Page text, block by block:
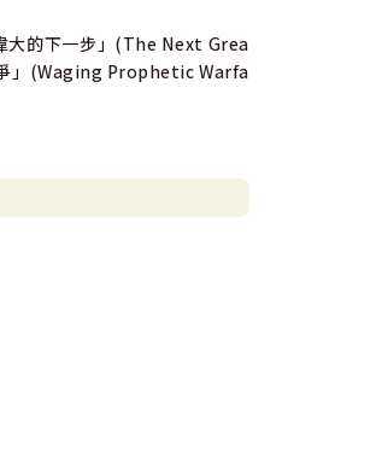
的下一步」(The Next Grea
」(Waging Prophetic Warfa